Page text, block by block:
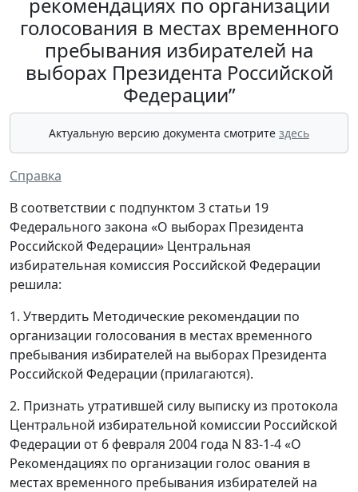
рекомендациях по организации
голосования в местах временного
пребывания избирателей на
выборах Президента Российской
Федерации”
Актуальную версию документа смотрите здесь
Справка
В соответствии с подпунктом 3 статьи 19
Федерального закона «О выборах Президента
Российской Федерации» Центральная
избирательная комиссия Российской Федерации
решила:
1. Утвердить Методические рекомендации по
организации голосования в местах временного
пребывания избирателей на выборах Президента
Российской Федерации (прилагаются).
2. Признать утратившей силу выписку из протокола
Центральной избирательной комиссии Российской
Федерации от 6 февраля 2004 года N 83-1-4 «О
Рекомендациях по организации голос ования в
местах временного пребывания избирателей на